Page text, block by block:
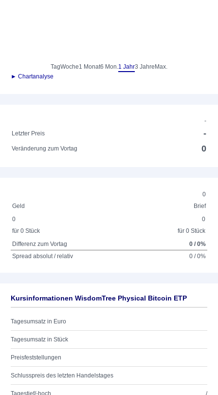
TagWoche1 Monat6 Mon.1 Jahr3 Jahre Max.
► Chartanalyse
-
Letzter Preis
-
Veränderung zum Vortag 0
0
Geld
Brief
0
für 0 Stück
0
für 0 Stück
Differenz zum Vortag
0 / 0%
Spread absolut / relativ
0 / 0%
Kursinformationen WisdomTree Physical Bitcoin ETP
Tagesumsatz in Euro
Tagesumsatz in Stück
Preisfeststellungen
Schlusspreis des letzten Handelstages
Tagestief/-hoch /